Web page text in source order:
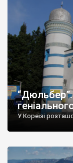
“Дюльбер”.
У Кореїзі